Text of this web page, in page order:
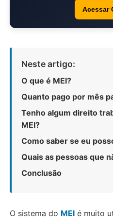
Acessar
Neste artigo:
O que é MEI?
Quanto pago por mês
Tenho algum direito
MEI?
Como saber se eu
Quais as pessoas que
Conclusão
O sistema do MEI é muito